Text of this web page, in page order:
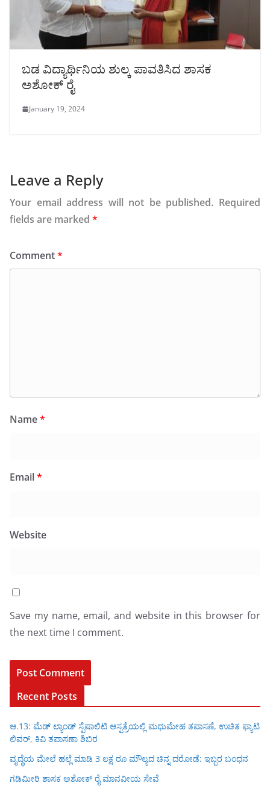
ಬಡ ವಿದ್ಯಾರ್ಥಿನಿಯ ಶುಲ್ಕ ಪಾವತಿಸಿದ ಶಾಸಕ
ಅಶೋಕ್ ರೈ
January 19, 2024
Leave a Reply
Your email address will not be published. Required
fields are marked *
Comment*
Name*
Email*
Website
Save my name, email, and website in this browser for
the next time I comment.
Recent Posts
ಆ.13: ಮೆಡ್ ಲ್ಯಾಂಡ್ ಸ್ಪೆಷಾಲಿಟಿ ಆಸ್ಪತ್ರೆಯಲ್ಲಿ ಮಧುಮೇಹ ತಪಾಸಣೆ, ಉಚಿತ ಫ್ಯಾಟಿ
ಲಿವರ್, ಕಿವಿ ತಪಾಸಣಾ ಶಿಬಿರ
ವೃದ್ಧೆಯ ಮೇಲೆ ಹಲ್ಲೆ ಮಾಡಿ 3 ಲಕ್ಷ ರೂ ಮೌಲ್ಯದ ಚಿನ್ನ ದರೋಡೆ: ಇಬ್ಬರ ಬಂಧನ
ಗಡಿಮೀರಿ ಶಾಸಕ ಅಶೋಕ್ ರೈ ಮಾನವೀಯ ಸೇವೆ